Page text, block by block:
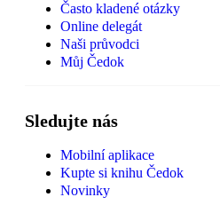
Často kladené otázky
Online delegát
Naši průvodci
Můj Čedok
Sledujte nás
Mobilní aplikace
Kupte si knihu Čedok
Novinky